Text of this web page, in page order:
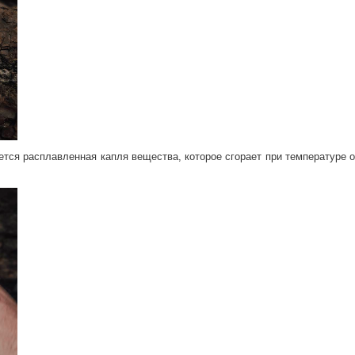
расплавленная капля вещества, которое сгорает при